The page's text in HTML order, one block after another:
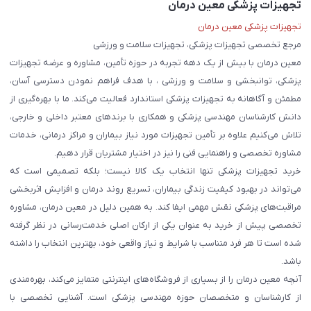
تجهیزات پزشکی معین درمان
تجهیزات پزشکی معین درمان
مرجع تخصصی تجهیزات پزشکی، تجهیزات سلامت و ورزشی
معین درمان با بیش از یک دهه تجربه در حوزه تأمین، مشاوره و عرضه تجهیزات
پزشکی، توانبخشی و سلامت و ورزشی ، با هدف فراهم نمودن دسترسی آسان،
مطمئن و آگاهانه به تجهیزات پزشکی استاندارد فعالیت می‌کند. ما با بهره‌گیری از
دانش کارشناسان مهندسی پزشکی و همکاری با برندهای معتبر داخلی و خارجی،
تلاش می‌کنیم علاوه بر تأمین تجهیزات مورد نیاز بیماران و مراکز درمانی، خدمات
مشاوره تخصصی و راهنمایی فنی را نیز در اختیار مشتریان قرار دهیم.
خرید تجهیزات پزشکی تنها انتخاب یک کالا نیست؛ بلکه تصمیمی است که
می‌تواند در بهبود کیفیت زندگی بیماران، تسریع روند درمان و افزایش اثربخشی
مراقبت‌های پزشکی نقش مهمی ایفا کند. به همین دلیل در معین درمان، مشاوره
تخصصی پیش از خرید به عنوان یکی از ارکان اصلی خدمت‌رسانی در نظر گرفته
شده است تا هر فرد متناسب با شرایط و نیاز واقعی خود، بهترین انتخاب را داشته
باشد.
آنچه معین درمان را از بسیاری از فروشگاه‌های اینترنتی متمایز می‌کند، بهره‌مندی
از کارشناسان و متخصصان حوزه مهندسی پزشکی است. آشنایی تخصصی با